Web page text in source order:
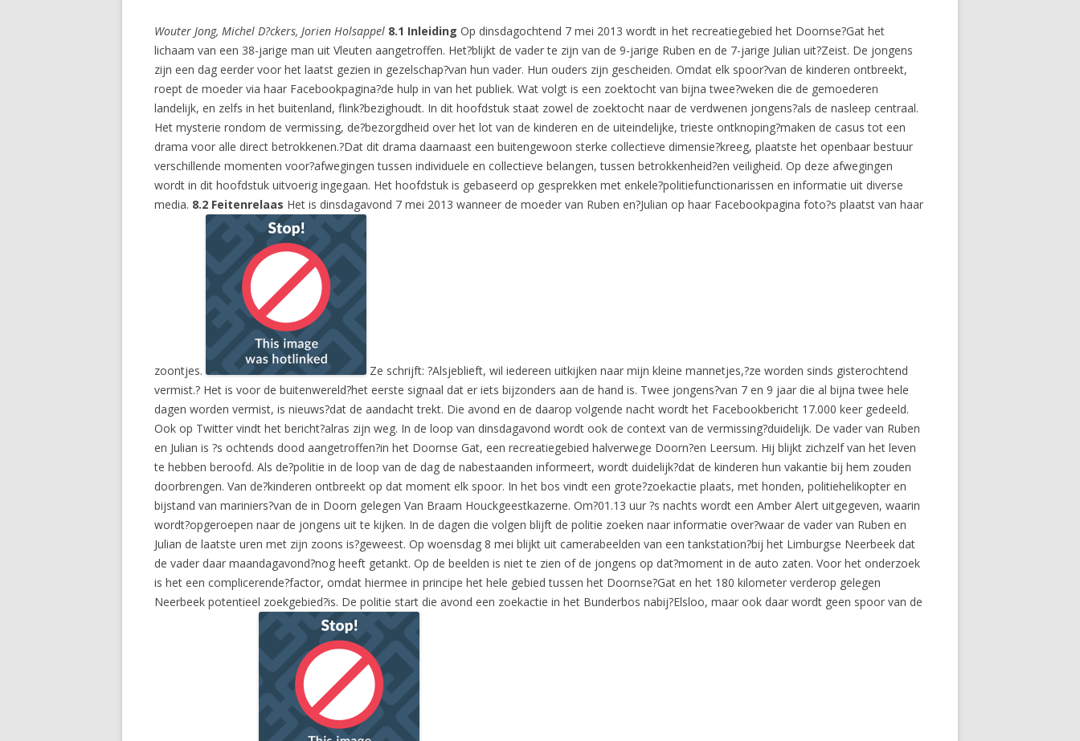
Wouter Jong, Michel D?ckers, Jorien Holsappel 8.1 Inleiding Op dinsdagochtend 7 mei 2013 wordt in het recreatiegebied het Doornse?Gat het
lichaam van een 38-jarige man uit Vleuten aangetroffen. Het?blijkt de vader te zijn van de 9-jarige Ruben en de 7-jarige Julian uit?Zeist. De jongens
zijn een dag eerder voor het laatst gezien in gezelschap?van hun vader. Hun ouders zijn gescheiden. Omdat elk spoor?van de kinderen ontbreekt,
roept de moeder via haar Facebookpagina?de hulp in van het publiek. Wat volgt is een zoektocht van bijna twee?weken die de gemoederen
landelijk, en zelfs in het buitenland, flink?bezighoudt. In dit hoofdstuk staat zowel de zoektocht naar de verdwenen jongens?als de nasleep centraal.
Het mysterie rondom de vermissing, de?bezorgdheid over het lot van de kinderen en de uiteindelijke, trieste ontknoping?maken de casus tot een
drama voor alle direct betrokkenen.?Dat dit drama daarnaast een buitengewoon sterke collectieve dimensie?kreeg, plaatste het openbaar bestuur
verschillende momenten voor?afwegingen tussen individuele en collectieve belangen, tussen betrokkenheid?en veiligheid. Op deze afwegingen
wordt in dit hoofdstuk uitvoerig ingegaan. Het hoofdstuk is gebaseerd op gesprekken met enkele?politiefunctionarissen en informatie uit diverse
media. 8.2 Feitenrelaas Het is dinsdagavond 7 mei 2013 wanneer de moeder van Ruben en?Julian op haar Facebookpagina foto?s plaatst van haar
zoontjes.
Ze schrijft: ?Alsjeblieft, wil iedereen uitkijken naar mijn kleine mannetjes,?ze worden sinds gisterochtend
vermist.? Het is voor de buitenwereld?het eerste signaal dat er iets bijzonders aan de hand is. Twee jongens?van 7 en 9 jaar die al bijna twee hele
dagen worden vermist, is nieuws?dat de aandacht trekt. Die avond en de daarop volgende nacht wordt het Facebookbericht 17.000 keer gedeeld.
Ook op Twitter vindt het bericht?alras zijn weg. In de loop van dinsdagavond wordt ook de context van de vermissing?duidelijk. De vader van Ruben
en Julian is ?s ochtends dood aangetroffen?in het Doornse Gat, een recreatiegebied halverwege Doorn?en Leersum. Hij blijkt zichzelf van het leven
te hebben beroofd. Als de?politie in de loop van de dag de nabestaanden informeert, wordt duidelijk?dat de kinderen hun vakantie bij hem zouden
doorbrengen. Van de?kinderen ontbreekt op dat moment elk spoor. In het bos vindt een grote?zoekactie plaats, met honden, politiehelikopter en
bijstand van mariniers?van de in Doorn gelegen Van Braam Houckgeestkazerne. Om?01.13 uur ?s nachts wordt een Amber Alert uitgegeven, waarin
wordt?opgeroepen naar de jongens uit te kijken. In de dagen die volgen blijft de politie zoeken naar informatie over?waar de vader van Ruben en
Julian de laatste uren met zijn zoons is?geweest. Op woensdag 8 mei blijkt uit camerabeelden van een tankstation?bij het Limburgse Neerbeek dat
de vader daar maandagavond?nog heeft getankt. Op de beelden is niet te zien of de jongens op dat?moment in de auto zaten. Voor het onderzoek
is het een complicerende?factor, omdat hiermee in principe het hele gebied tussen het Doornse?Gat en het 180 kilometer verderop gelegen
Neerbeek potentieel zoekgebied?is. De politie start die avond een zoekactie in het Bunderbos nabij?Elsloo, maar ook daar wordt geen spoor van de